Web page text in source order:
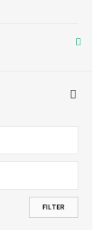
FILTER